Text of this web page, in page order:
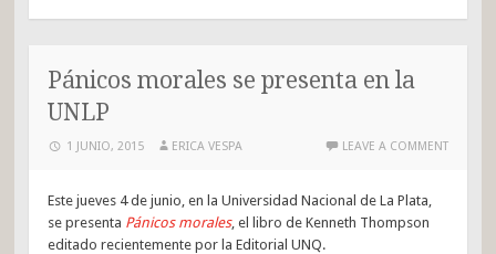
Pánicos morales se presenta en la
UNLP
1 JUNIO, 2015 ERICA VESPA LEAVE A COMMENT
Este jueves 4 de junio, en la Universidad Nacional de La Plata,
se presenta Pánicos morales, el libro de Kenneth Thompson
editado recientemente por la Editorial UNQ.